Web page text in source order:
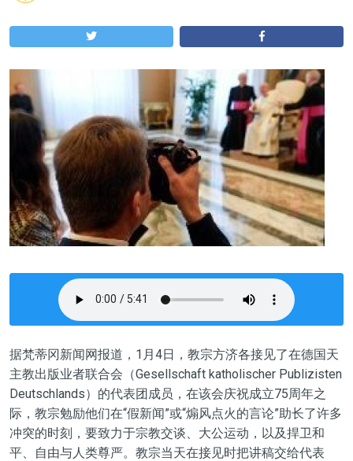
据梵蒂冈新闻网报道，1月4日，教宗方济各接见了在德国天
主教出版业者联合会（Gesellschaft katholischer Publizisten
Deutschlands）的代表团成员，在该会庆祝成立75周年之
际，教宗勉励他们在“假新闻”或“煽风点火的言论”助长了许多
冲突的时刻，要致力于宗教交谈、大公运动，以及捍卫和
平、自由与人类尊严。教宗当天在接见时把讲稿交给代表